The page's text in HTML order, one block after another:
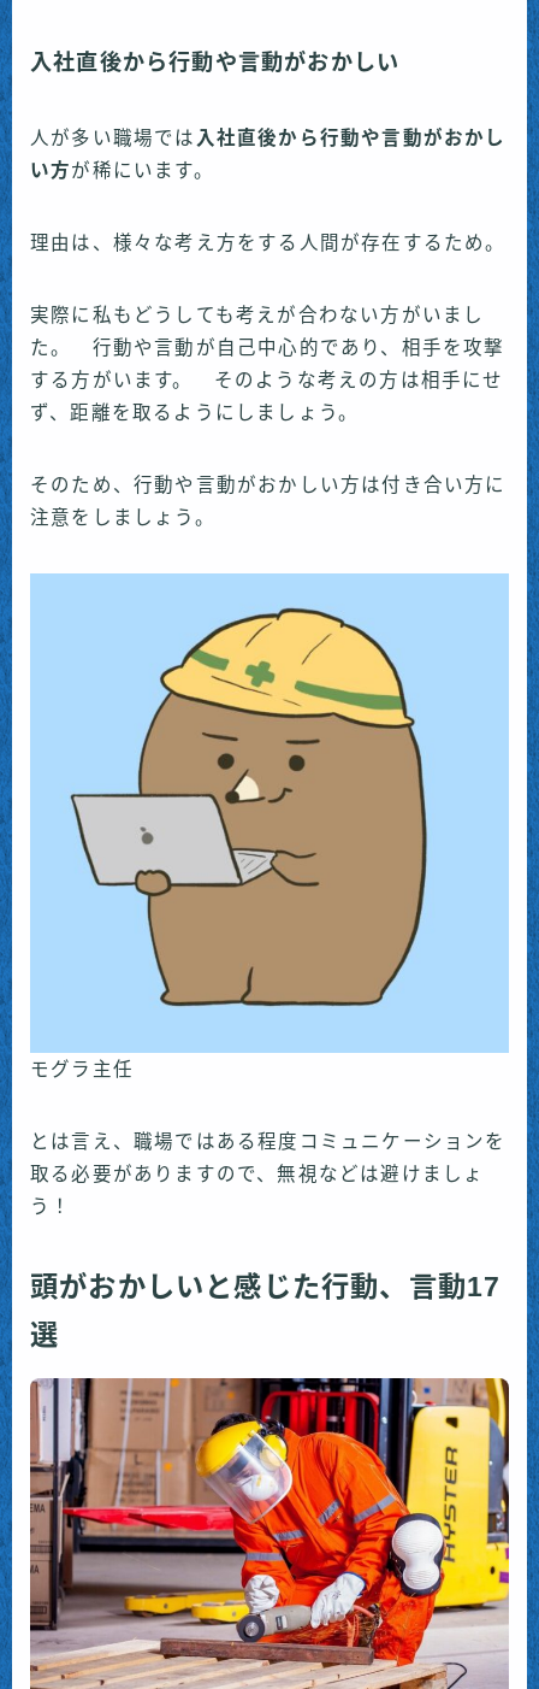
入社直後から行動や言動がおかしい
人が多い職場では 入社直後から行動や言動がおかし
い方が稀にいます。
理由は、様々な考え方をする人間が存在するため。
実際に私もどうしても考えが合わない方がいまし
た。 行動や言動が自己中心的であり、相手を攻撃
する方がいます。 そのような考えの方は相手にせ
ず、距離を取るようにしましょう。
そのため、行動や言動がおかしい方は付き合い方に
注意をしましょう。
モグラ主任
とは言え、職場ではある程度コミュニケーションを
取る必要がありますので、無視などは避けましょ
う！
頭がおかしいと感じた行動、言動17
選